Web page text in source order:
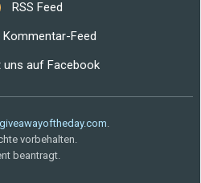
RSS Feed
Kommentar-Feed
uns auf Facebook
giveawayoftheday.com.
vorbehalten.
beantragt.